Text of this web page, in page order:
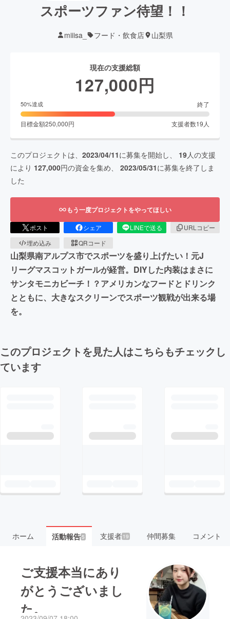
スポーツファン待望！！
miiisa_ フード・飲食店 山梨県
現在の支援総額
127,000円
50%達成 終了
目標金額250,000円 支援者数19 人
このプロジェクトは、 2023/04/11に募集を開始し、 19人の支援
により 127,000円の資金を集め、 2023/05/31に募集を終了しま
した
もう一度プロジェクトをやってほしい
ポスト シェア LINEで送る
URLコピー
埋め込み
QRコード
山梨県南アルプス市でスポーツを盛り上げたい！元J
リーグマスコットガールが経営。DIYした内装はまさに
サンタモニカビーチ！？アメリカンなフードとドリンク
とともに、大きなスクリーンでスポーツ観戦が出来る場
を。
このプロジェクトを見た人はこちらもチェックし
ています
ホーム 活動報告5 支援者 19 仲間募集 コメント
ご支援本当にあり
がとうございまし
た。